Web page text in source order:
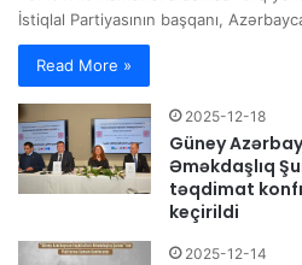
İstiqlal Partiyasının başqanı,
Read More »
2025-12-18
Güney
Əməkdaşlıq
təqdimat
keçirildi
2025-12-14